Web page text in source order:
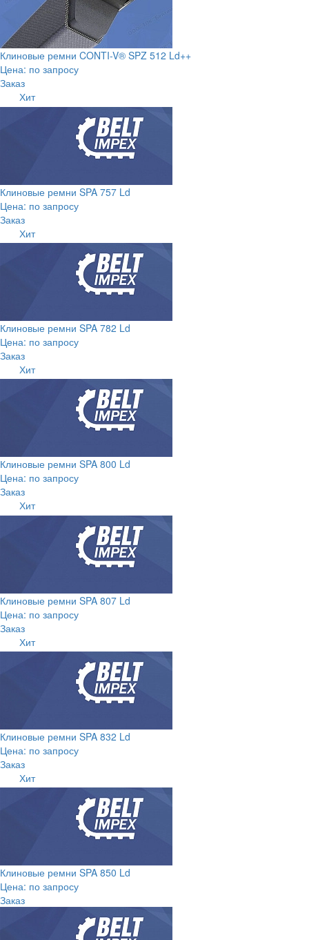
Клиновые ремни CONTI-V® SPZ 512 Ld++
Цена: по запросу
Заказ
Хит
Клиновые ремни SPA 757 Ld
Цена: по запросу
Заказ
Хит
Клиновые ремни SPA 782 Ld
Цена: по запросу
Заказ
Хит
Клиновые ремни SPA 800 Ld
Цена: по запросу
Заказ
Хит
Клиновые ремни SPA 807 Ld
Цена: по запросу
Заказ
Хит
Клиновые ремни SPA 832 Ld
Цена: по запросу
Заказ
Хит
Клиновые ремни SPA 850 Ld
Цена: по запросу
Заказ